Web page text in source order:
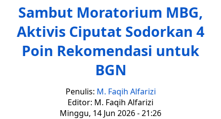
Sambut Moratorium MBG,
Aktivis Ciputat Sodorkan 4
Poin Rekomendasi untuk
BGN
Penulis: M. Faqih Alfarizi
Editor: M. Faqih Alfarizi
Minggu, 14 Jun 2026 - 21:26